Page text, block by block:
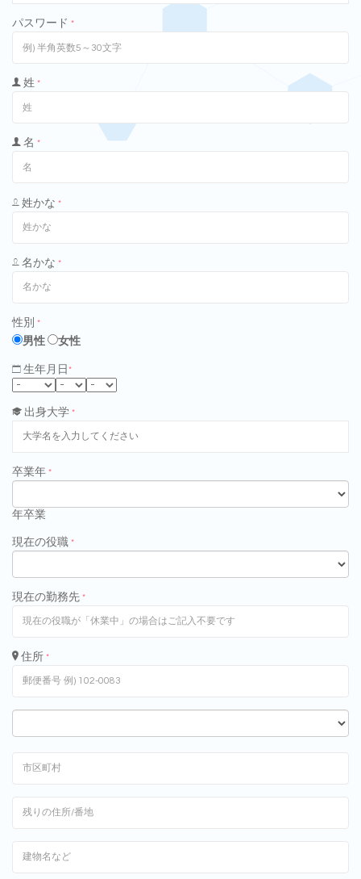
パスワード *
姓 *
名 *
姓かな *
名かな *
性別 *
男性 女性
生年月日 *
出身大学 *
卒業年 *
年卒業
現在の役職 *
現在の勤務先 *
住所 *